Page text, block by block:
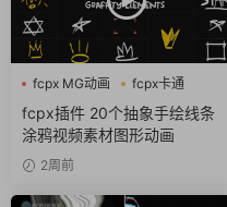
fcpx MG动画
fcpx卡通
fcpx图形动画
fcpx插件 20个抽象手绘线条
涂鸦视频素材图形动画
2周前